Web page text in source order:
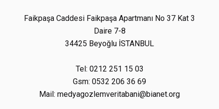
Faikpaşa Caddesi Faikpaşa Apartmanı No 37 Kat 3
Daire 7-8
34425 Beyoğlu İSTANBUL
Tel: 0212 251 15 03
Gsm: 0532 206 36 69
Mail: medyagozlemveritabani@bianet.org